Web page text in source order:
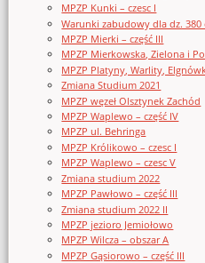
MPZP Kunki – czesc I
Warunki zabudowy dla dz.
MPZP Mierki – część III
MPZP Mierkowska, Zielona i
MPZP Platyny, Warlity,
Zmiana Studium 2021
MPZP węzeł Olsztynek Zachód
MPZP Waplewo – część IV
MPZP ul. Behringa
MPZP Królikowo – czesc I
MPZP Waplewo – czesc V
Zmiana studium 2022
MPZP Pawłowo – część III
Zmiana studium 2022 II
MPZP jezioro Jemiołowo
MPZP Wilcza – obszar A
MPZP Gąsiorowo – część III